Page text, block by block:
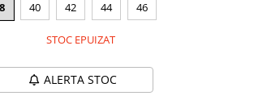
40 42 44 46
STOC EPUIZAT
ALERTA STOC